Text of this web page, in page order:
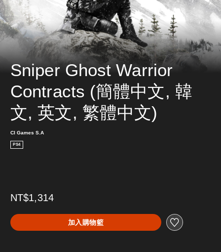
Sniper Ghost Warrior
Contracts (簡體中文, 韓
文, 英文, 繁體中文)
CI Games S.A
PS4
NT$1,314
加入購物籃